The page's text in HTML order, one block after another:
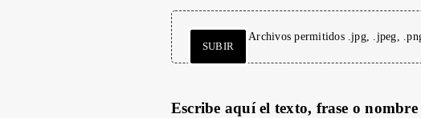
Archivos permitidos .jpg, .jpeg,
SUBIR
Escribe aquí el texto, frase o